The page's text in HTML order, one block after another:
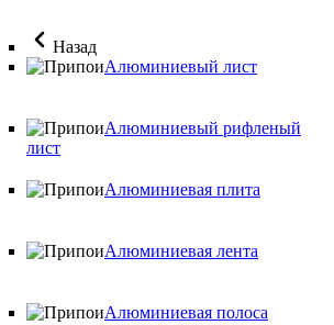
Назад
Алюминиевый лист
Алюминиевый рифленый
лист
Алюминиевая плита
Алюминиевая лента
Алюминиевая полоса